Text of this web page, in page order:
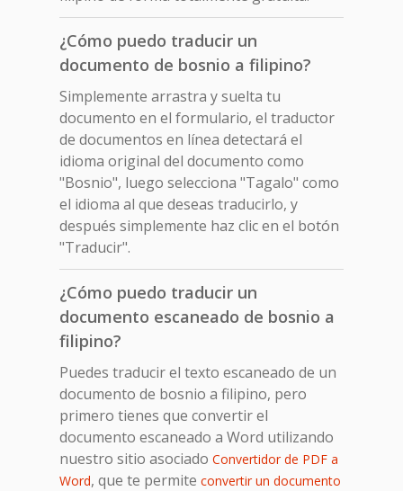
¿Cómo puedo traducir un
documento de bosnio a filipino?
Simplemente arrastra y suelta tu
documento en el formulario, el traductor
de documentos en línea detectará el
idioma original del documento como
"Bosnio", luego selecciona "Tagalo" como
el idioma al que deseas traducirlo, y
después simplemente haz clic en el botón
"Traducir".
¿Cómo puedo traducir un
documento escaneado de bosnio a
filipino?
Puedes traducir el texto escaneado de un
documento de bosnio a filipino, pero
primero tienes que convertir el
documento escaneado a Word utilizando
nuestro sitio asociado Convertidor de PDF a
Word, que te permite convertir un documento